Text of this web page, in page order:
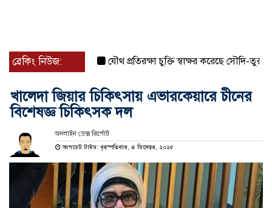
ব্রেকিং নিউজ: যৌথ প্রতিরক্ষা চুক্তি স্বাক্ষর করেছে সৌদি-তুরস্ক-
খালেদা জিয়ার চিকিৎসায় এভারকেয়ারে চীনের
বিশেষজ্ঞ চিকিৎসক দল
অনলাইন ডেক্স রির্পোট
আপডেট টাইম: বৃহস্পতিবার, ৪ ডিসেম্বর, ২০২৫